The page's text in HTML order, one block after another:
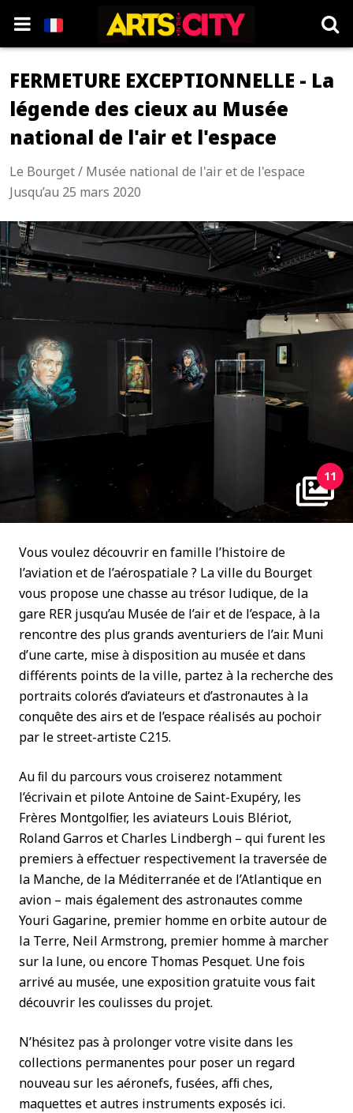
FERMETURE EXCEPTIONNELLE - La
légende des cieux au Musée
national de l'air et l'espace
Le Bourget / Musée national de l'air et de l'espace
Jusqu’au 25 mars 2020
11
Vous voulez découvrir en famille l’histoire de
l’aviation et de l’aérospatiale ? La ville du Bourget
vous propose une chasse au trésor ludique, de la
gare RER jusqu’au Musée de l’air et de l’espace, à la
rencontre des plus grands aventuriers de l’air. Muni
d’une carte, mise à disposition au musée et dans
différents points de la ville, partez à la recherche des
portraits colorés d’aviateurs et d’astronautes à la
conquête des airs et de l’espace réalisés au pochoir
par le street-artiste C215.
Au ﬁl du parcours vous croiserez notamment
l’écrivain et pilote Antoine de Saint-Exupéry, les
Frères Montgolﬁer, les aviateurs Louis Blériot,
Roland Garros et Charles Lindbergh – qui furent les
premiers à effectuer respectivement la traversée de
la Manche, de la Méditerranée et de l’Atlantique en
avion – mais également des astronautes comme
Youri Gagarine, premier homme en orbite autour de
la Terre, Neil Armstrong, premier homme à marcher
sur la lune, ou encore Thomas Pesquet. Une fois
arrivé au musée, une exposition gratuite vous fait
découvrir les coulisses du projet.
N’hésitez pas à prolonger votre visite dans les
collections permanentes pour poser un regard
nouveau sur les aéronefs, fusées, afﬁ ches,
maquettes et autres instruments exposés ici.